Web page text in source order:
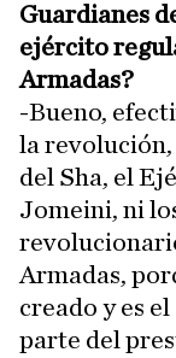
Guardianes
ejército
Armadas?
-Bueno,
la
del Sha, el
Jomeini, ni
Armadas,
creado y es
parte del